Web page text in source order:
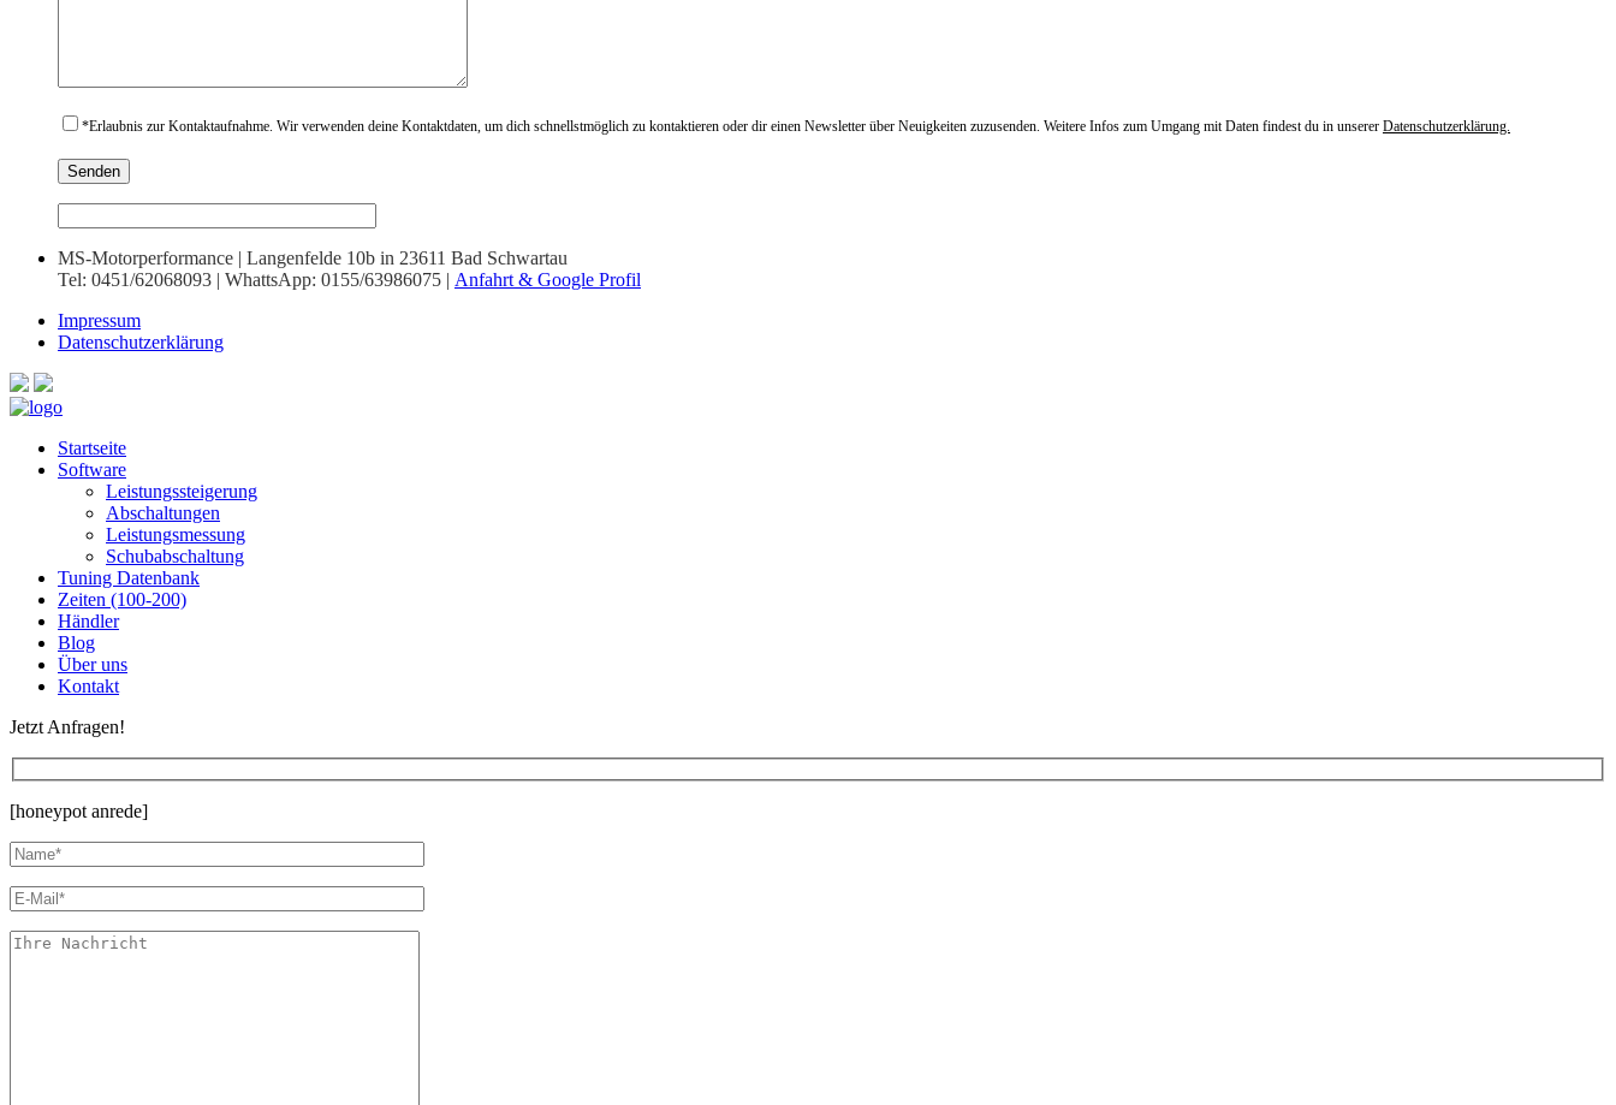
*Erlaubnis zur Kontaktaufnahme. Wir verwenden deine Kontaktdaten, um dich schnellstmöglich zu kontaktieren oder dir einen Newsletter über Neuigkeiten zuzusenden. Weitere Infos zum Umgang mit Daten findest du in unserer Datenschutzerklärung.
MS-Motorperformance | Langenfelde 10b in 23611 Bad Schwartau
Tel: 0451/62068093 | WhattsApp: 0155/63986075 | Anfahrt & Google Profil
Impressum
Datenschutzerklärung
Startseite
Software
Leistungssteigerung
Abschaltungen
Leistungsmessung
Schubabschaltung
Tuning Datenbank
Zeiten (100-200)
Händler
Blog
Über uns
Kontakt
Jetzt Anfragen!
[honeypot anrede]